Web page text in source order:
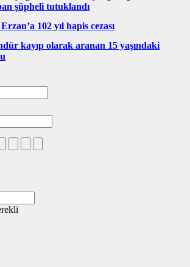
şüpheli tutuklandı
102 yıl hapis cezası
kayıp olarak aranan 15 yaşındaki